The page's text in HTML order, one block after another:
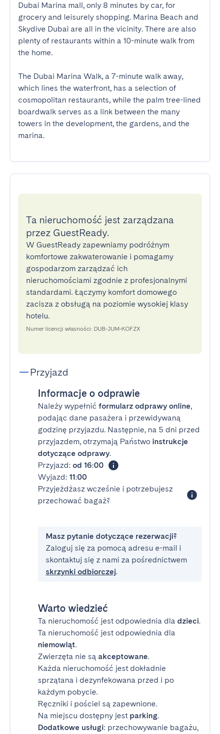
Dubai Marina mall, only 8 minutes by car, for
grocery and leisurely shopping. Marina Beach and
Skydive Dubai are all in the vicinity. There are also
plenty of restaurants within a 10-minute walk from
the home.
The Dubai Marina Walk, a 7-minute walk away,
which lines the waterfront, has a selection of
cosmopolitan restaurants, while the palm tree-lined
boardwalk serves as a link between the many
towers in the development, the gardens, and the
marina.
Ta nieruchomość jest zarządzana
przez GuestReady.
W GuestReady zapewniamy podróżnym
komfortowe zakwaterowanie i pomagamy
gospodarzom zarządzać ich
nieruchomościami zgodnie z profesjonalnymi
standardami. Łączymy komfort domowego
zacisza z obsługą na poziomie wysokiej klasy
hotelu.
Numer licencji własności: DUB-JUM-KOFZX
Przyjazd
Informacje o odprawie
Należy wypełnić formularz odprawy online,
podając dane pasażera i przewidywaną
godzinę przyjazdu. Następnie, na 5 dni przed
przyjazdem, otrzymają Państwo instrukcje
dotyczące odprawy.
Przyjazd: od 16:00
Wyjazd: 11:00
Przyjeżdżasz wcześnie i potrzebujesz
przechować bagaż?
Masz pytanie dotyczące rezerwacji?
Zaloguj się za pomocą adresu e-mail i
skontaktuj się z nami za pośrednictwem
skrzynki odbiorczej.
Warto wiedzieć
Ta nieruchomość jest odpowiednia dla dzieci.
Ta nieruchomość jest odpowiednia dla
niemowląt.
Zwierzęta nie są akceptowane.
Każda nieruchomość jest dokładnie
sprzątana i dezynfekowana przed i po
każdym pobycie.
Ręczniki i pościel są zapewnione.
Na miejscu dostępny jest parking.
Dodatkowe usługi: przechowywanie bagażu,